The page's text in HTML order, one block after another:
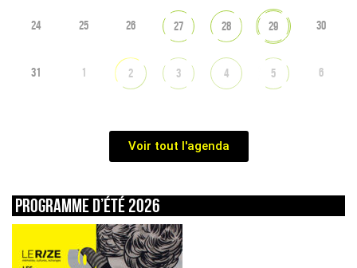
24 25 26 27 28 29 30
31 1 2 3 4 5 6
Voir tout l'agenda
Programme d’été 2026